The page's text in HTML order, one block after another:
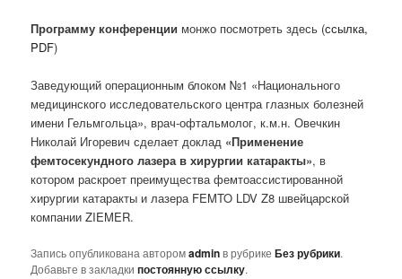
Программу конференции монжо посмотреть здесь (ссылка,
PDF)
Заведующий операционным блоком №1 «Национального
медицинского исследовательского центра глазных болезней
имени Гельмгольца», врач-офтальмолог, к.м.н. Овечкин
Николай Игоревич сделает доклад «Применение
фемтосекундного лазера в хирургии катаракты», в
котором раскроет преимущества фемтоассистированной
хирургии катаракты и лазера FEMTO LDV Z8 швейцарской
компании ZIEMER.
Запись опубликована авторомadminв рубрикеБез рубрики.
Добавьте в закладкипостоянную ссылку.